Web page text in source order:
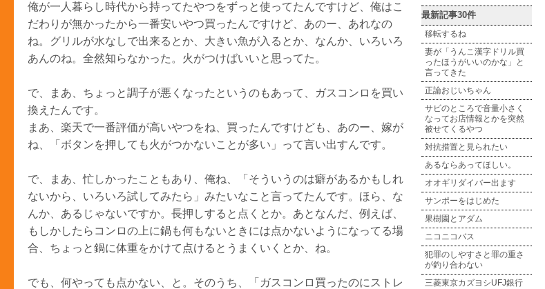
俺が一人暮らし時代から持ってたやつをずっと使ってたんですけど、俺はこ
だわりが無かったから一番安いやつ買ったんですけど、あのー、あれなの
ね。グリルが水なしで出来るとか、大きい魚が入るとか、なんか、いろいろ
あんのね。全然知らなかった。火がつけばいいと思ってた。
で、まあ、ちょっと調子が悪くなったというのもあって、ガスコンロを買い
換えたんです。
まあ、楽天で一番評価が高いやつをね、買ったんですけども、あのー、嫁が
ね、「ボタンを押しても火がつかないことが多い」って言い出すんです。
で、まあ、忙しかったこともあり、俺ね、「そういうのは癖があるかもしれ
ないから、いろいろ試してみたら」みたいなこと言ってたんです。ほら、な
んか、あるじゃないですか。長押しすると点くとか。あとなんだ、例えば、
もしかしたらコンロの上に鍋も何もないときには点かないようになってる場
合、ちょっと鍋に体重をかけて点けるとうまくいくとか、ね。
でも、何やっても点かない、と。そのうち、「ガスコンロ買ったのにストレ
最新記事30件
移転するね
妻が「うんこ漢字ドリル買
ったほうがいいのかな」と
言ってきた
正論おじいちゃん
サビのところで音量小さく
なってお店情報とかを突然
被せてくるやつ
対抗措置と見られたい
あるならあってほしい。
オオギリダイバー出ます
サンポーをはじめた
果樹園とアダム
ニコニコバス
犯罪のしやすさと罪の重さ
が釣り合わない
三菱東京カズヨシUFJ銀行